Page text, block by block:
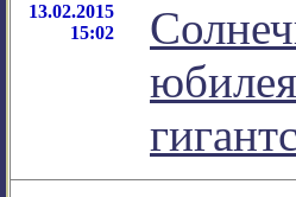
13.02.2015
15:02